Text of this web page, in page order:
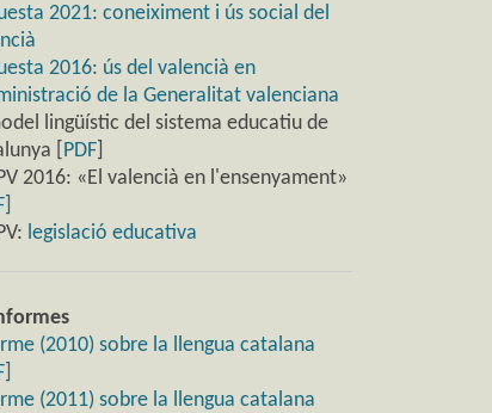
2021: coneiximent i ús social del
2016: ús del valencià en
de la Generalitat valenciana
lingüístic del sistema educatiu de
[
PDF
2016: «El valencià en l'ensenyament»
legislació educativa
(2010) sobre la llengua catalana
(2011) sobre la llengua catalana